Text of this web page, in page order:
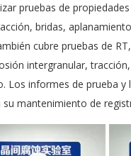
pruebas de
bridas,
cubre pruebas de
intergranular,
Los informes de prueba y
su mantenimiento de